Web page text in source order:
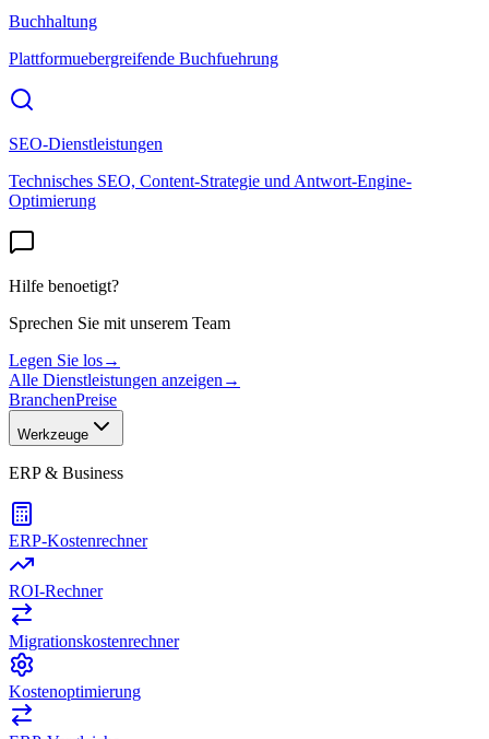
Buchhaltung
Plattformuebergreifende Buchfuehrung
SEO-Dienstleistungen
Technisches SEO, Content-Strategie und Antwort-Engine-
Optimierung
Hilfe benoetigt?
Sprechen Sie mit unserem Team
Legen Sie los→
Alle Dienstleistungen anzeigen →
BranchenPreise
Werkzeuge
ERP & Business
ERP-Kostenrechner
ROI-Rechner
Migrationskostenrechner
Kostenoptimierung